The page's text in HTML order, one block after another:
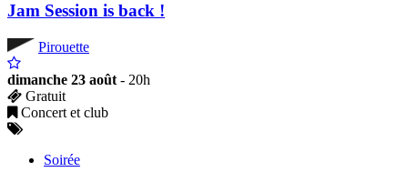
Jam Session is back !
Pirouette
dimanche 23 août - 20h
Gratuit
Concert et club
Soirée